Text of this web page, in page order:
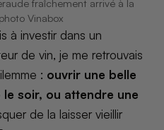
fraîchement arrivé à la
Vinabox
à investir dans un
de vin, je me retrouvais
: ouvrir une belle
soir, ou attendre une
de la laisser vieillir